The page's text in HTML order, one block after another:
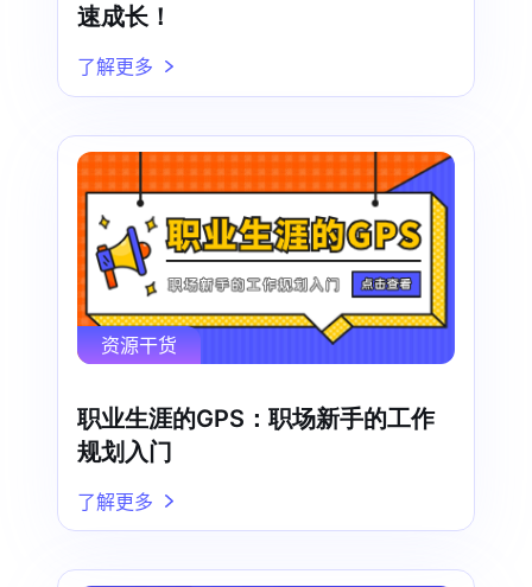
速成长！
了解更多
资源干货
职业生涯的GPS：职场新手的工作
规划入门
了解更多